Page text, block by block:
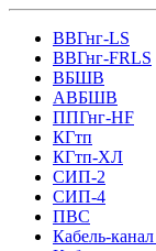
ВВГнг-LS
ВВГнг-FRLS
ВБШВ
АВБШВ
ППГнг-HF
КГтп
КГтп-ХЛ
СИП-2
СИП-4
ПВС
Кабель-